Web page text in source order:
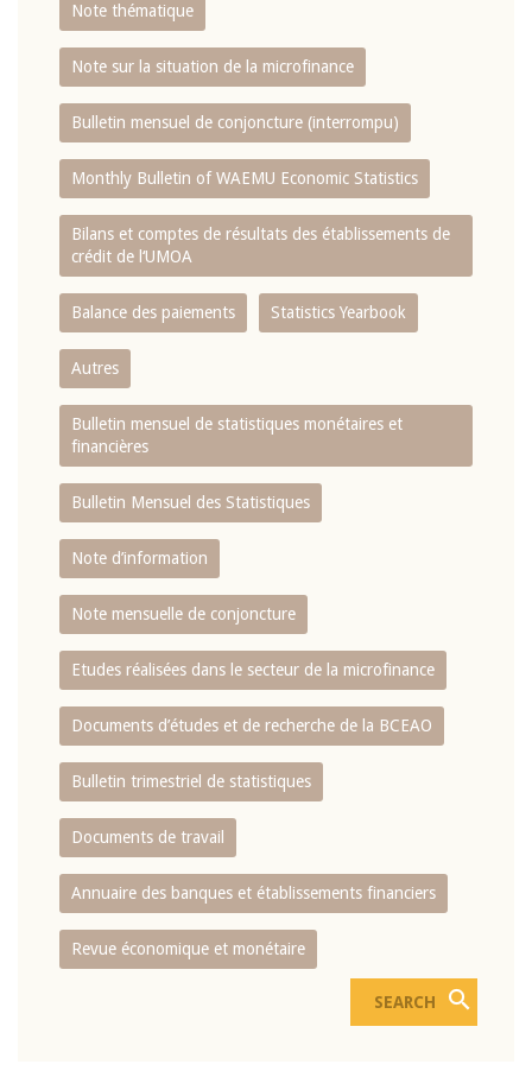
Note thématique
Note sur la situation de la microfinance
Bulletin mensuel de conjoncture (interrompu)
Monthly Bulletin of WAEMU Economic Statistics
Bilans et comptes de résultats des établissements de
crédit de l‘UMOA
Balance des paiements Statistics Yearbook
Autres
Bulletin mensuel de statistiques monétaires et
financières
Bulletin Mensuel des Statistiques
Note d’information
Note mensuelle de conjoncture
Etudes réalisées dans le secteur de la microfinance
Documents d’études et de recherche de la BCEAO
Bulletin trimestriel de statistiques
Documents de travail
Annuaire des banques et établissements financiers
Revue économique et monétaire